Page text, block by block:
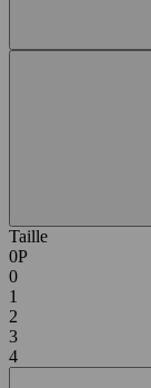
Taille
0P
0
1
2
3
4